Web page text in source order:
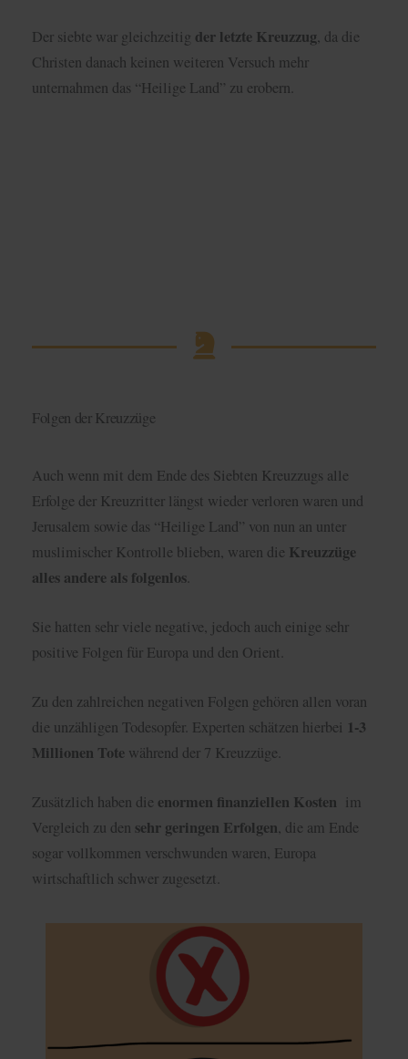
Der siebte war gleichzeitig der letzte Kreuzzug, da die
Christen danach keinen weiteren Versuch mehr
unternahmen das “Heilige Land” zu erobern.
Auch wenn mit dem Ende des Siebten Kreuzzugs alle
muslimischer Kontrolle blieben, waren die
Sie hatten sehr viele negative, jedoch auch einige sehr
positive Folgen für Europa und den Orient.
Zu den zahlreichen negativen Folgen gehören allen voran
Millionen Totewährend der 7 Kreuzzüge.
Vergleich zu densehr geringen Erfolgen, die am Ende
sogar vollkommen verschwunden waren, Europa
wirtschaftlich schwer zugesetzt.